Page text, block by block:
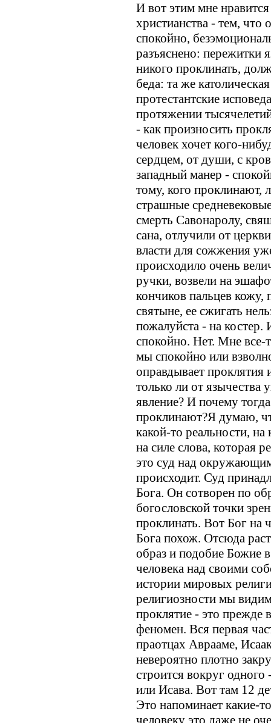
И вот этим мне
христианства - тем, что
спокойно,
разъяснено: пережитки
никого проклинать,
беда: та же
протестантские
протяжении
- как произносить
человек хочет кого-
сердцем, от души, с
западный манер -
тому, кого проклинают,
страшные
смерть Савонаролу,
сана, отлучили от
власти для сожжения
происходило очень
ручки, возвели на
кончиков пальцев кожу,
святыне, ее сжигать
пожалуйста - на костер.
спокойно. Нет. Мне все-
мы спокойно или
оправдывает проклятия
только ли от язычества
явление? И почему
проклинают?Я думаю,
какой-то реальности,
на силе слова, которая
это суд над
происходит. Суд
Бога. Он сотворен по
богословской точки
проклинать. Вот Бог на
Бога похож. Отсюда
образ и подобие Божие в
человека над своими
истории мировых
религиозности мы
проклятие - это прежде
феномен. Вся первая
праотцах Аврааме,
невероятно плотно
строится вокруг одного
или Исава. Вот там 12
Это напоминает какие-
человеку это даже не